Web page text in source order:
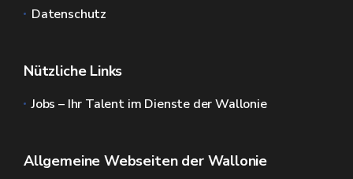
Datenschutz
Nützliche Links
Jobs – Ihr Talent im Dienste der Wallonie
Allgemeine Webseiten der Wallonie